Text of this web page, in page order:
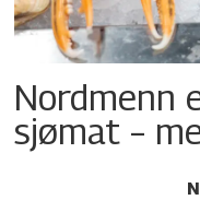
Nordmenn
sjømat –